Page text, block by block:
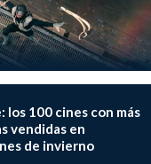
los 100 cines con más
vendidas en
de invierno